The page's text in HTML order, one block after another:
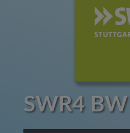
SWR4 BW